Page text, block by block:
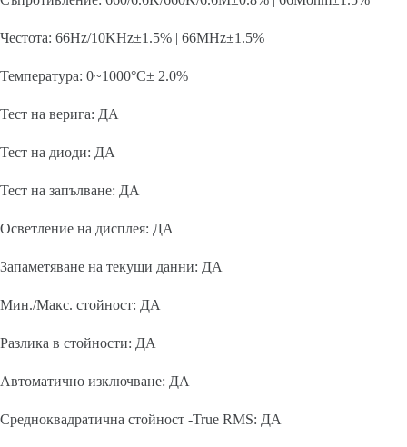
Честота: 66Hz/10KHz±1.5% | 66MHz±1.5%
Температура: 0~1000°C± 2.0%
Тест на верига: ДА
Тест на диоди: ДА
Тест на запълване: ДА
Осветление на дисплея: ДА
Запаметяване на текущи данни: ДА
Мин./Макс. стойност: ДА
Разлика в стойности: ДА
Автоматично изключване: ДА
Средноквадратична стойност -True RMS: ДА